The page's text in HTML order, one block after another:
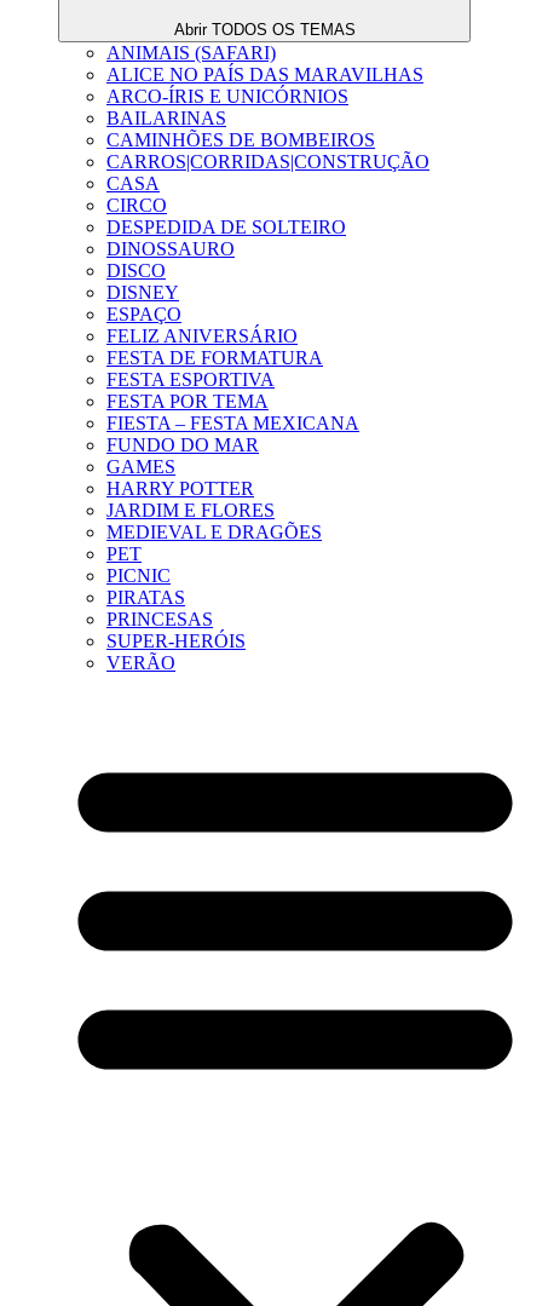
Abrir TODOS OS TEMAS
ANIMAIS (SAFARI)
ALICE NO PAÍS DAS MARAVILHAS
ARCO-ÍRIS E UNICÓRNIOS
BAILARINAS
CAMINHÕES DE BOMBEIROS
CARROS|CORRIDAS|CONSTRUÇÃO
CASA
CIRCO
DESPEDIDA DE SOLTEIRO
DINOSSAURO
DISCO
DISNEY
ESPAÇO
FELIZ ANIVERSÁRIO
FESTA DE FORMATURA
FESTA ESPORTIVA
FESTA POR TEMA
FIESTA – FESTA MEXICANA
FUNDO DO MAR
GAMES
HARRY POTTER
JARDIM E FLORES
MEDIEVAL E DRAGÕES
PET
PICNIC
PIRATAS
PRINCESAS
SUPER-HERÓIS
VERÃO